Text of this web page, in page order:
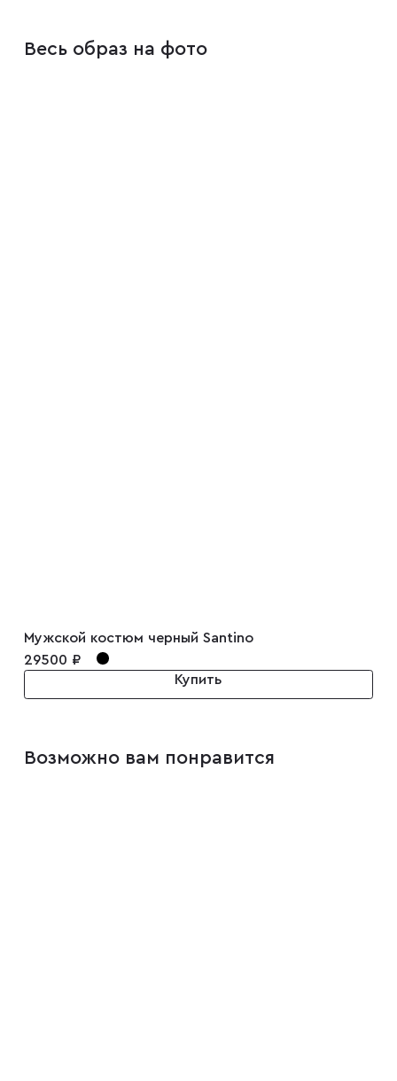
Весь образ на фото
Мужской костюм черный Santino
29500 ₽
Купить
Возможно вам понравится